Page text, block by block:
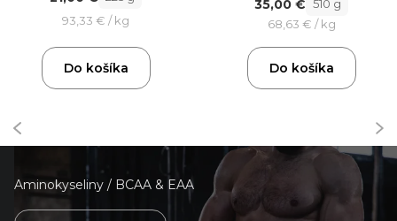
93,33 € / kg
Do košíka
35,00 € 510 g
68,63 € / kg
Do košíka
Aminokyseliny / BCAA & EAA